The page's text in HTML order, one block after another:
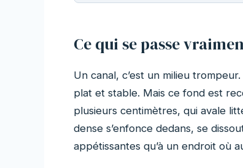
Ce qui se passe
Un canal, c’est un milieu
plat et stable. Mais ce fond est
plusieurs centimètres, qui avale
dense s’enfonce dedans, se
appétissantes qu’à un endroit où